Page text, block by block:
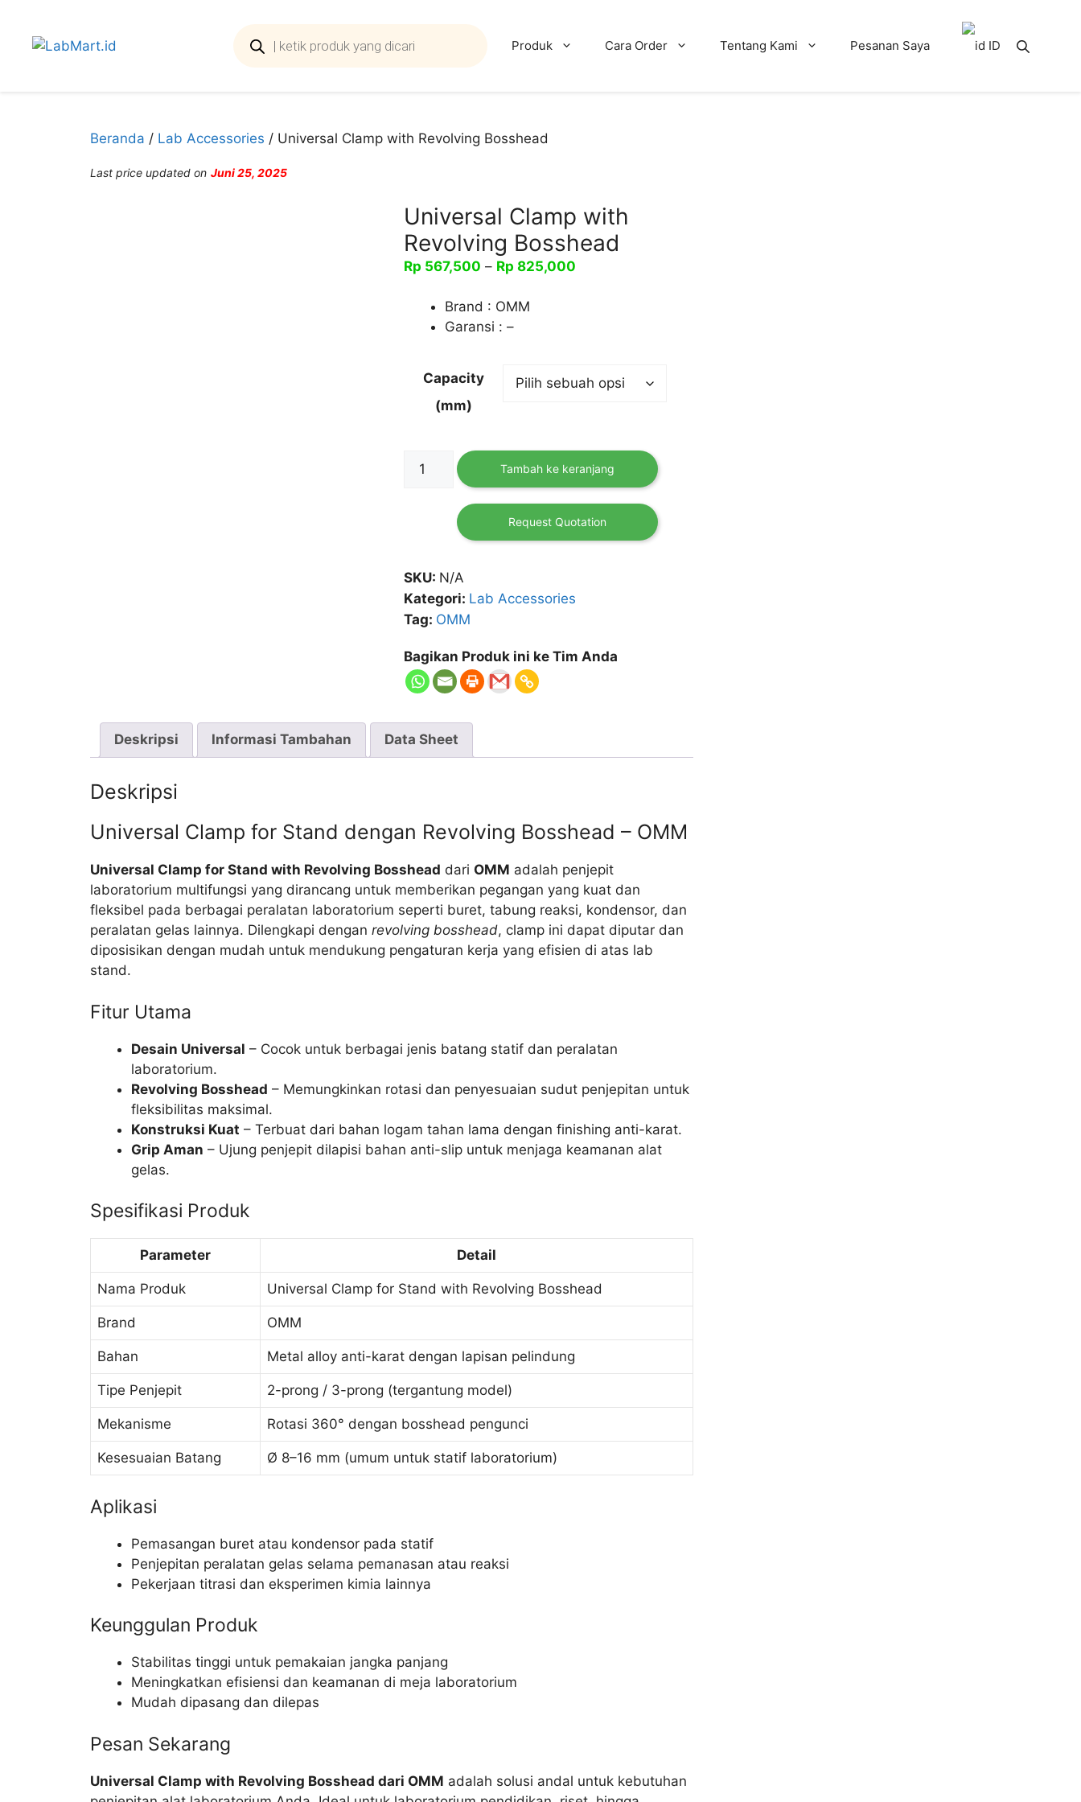
search
Produk Cara Order Tentang Kami Pesanan Saya ID
Beranda / Lab Accessories / Universal Clamp with Revolving Bosshead
Last price updated on Juni 25, 2025
Universal Clamp with
Revolving Bosshead
Rp 567,500 – Rp 825,000
Brand : OMM
Garansi : –
Capacity
(mm)
Kuantitas
Universal
Revolving
Tambah ke keranjang
Request Quotation
SKU: N/A
Kategori: Lab Accessories
Tag: OMM
Bagikan Produk ini ke Tim Anda
Deskripsi Informasi Tambahan Data Sheet
Deskripsi
Universal Clamp for Stand dengan Revolving Bosshead – OMM
Universal Clamp for Stand with Revolving Bosshead dari OMM adalah penjepit
laboratorium multifungsi yang dirancang untuk memberikan pegangan yang kuat dan
fleksibel pada berbagai peralatan laboratorium seperti buret, tabung reaksi, kondensor, dan
peralatan gelas lainnya. Dilengkapi dengan revolving bosshead, clamp ini dapat diputar dan
diposisikan dengan mudah untuk mendukung pengaturan kerja yang efisien di atas lab
stand.
Fitur Utama
Desain Universal – Cocok untuk berbagai jenis batang statif dan peralatan
laboratorium.
Revolving Bosshead – Memungkinkan rotasi dan penyesuaian sudut penjepitan untuk
fleksibilitas maksimal.
Konstruksi Kuat – Terbuat dari bahan logam tahan lama dengan finishing anti-karat.
Grip Aman – Ujung penjepit dilapisi bahan anti-slip untuk menjaga keamanan alat
gelas.
Spesifikasi Produk
Parameter Detail
Nama Produk Universal Clamp for Stand with Revolving Bosshead
Brand OMM
Bahan Metal alloy anti-karat dengan lapisan pelindung
Tipe Penjepit 2-prong / 3-prong (tergantung model)
Mekanisme Rotasi 360° dengan bosshead pengunci
Kesesuaian Batang Ø 8–16 mm (umum untuk statif laboratorium)
Aplikasi
Pemasangan buret atau kondensor pada statif
Penjepitan peralatan gelas selama pemanasan atau reaksi
Pekerjaan titrasi dan eksperimen kimia lainnya
Keunggulan Produk
Stabilitas tinggi untuk pemakaian jangka panjang
Meningkatkan efisiensi dan keamanan di meja laboratorium
Mudah dipasang dan dilepas
Pesan Sekarang
Universal Clamp with Revolving Bosshead dari OMM adalah solusi andal untuk kebutuhan